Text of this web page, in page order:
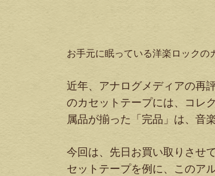
お手元に眠っている洋楽ロックの
近年、アナログメディアの再
のカセットテープには、コレ
属品が揃った「完品」は、音
今回は、先日お買い取りさせ
セットテープを例に、このア